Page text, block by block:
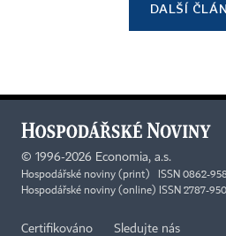
DALŠÍ
© 1996-2026 Economia, a.s.
Hospodářské noviny (print) ISSN 0862-
Hospodářské noviny (online) ISSN 2787-
Certifikováno Sledujte nás